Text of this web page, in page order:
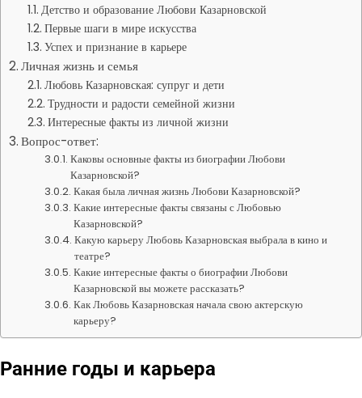
Детство и образование Любови Казарновской
Первые шаги в мире искусства
Успех и признание в карьере
Личная жизнь и семья
Любовь Казарновская: супруг и дети
Трудности и радости семейной жизни
Интересные факты из личной жизни
Вопрос-ответ:
Каковы основные факты из биографии Любови
Казарновской?
Какая была личная жизнь Любови Казарновской?
Какие интересные факты связаны с Любовью
Казарновской?
Какую карьеру Любовь Казарновская выбрала в кино и
театре?
Какие интересные факты о биографии Любови
Казарновской вы можете рассказать?
Как Любовь Казарновская начала свою актерскую
карьеру?
Ранние годы и карьера